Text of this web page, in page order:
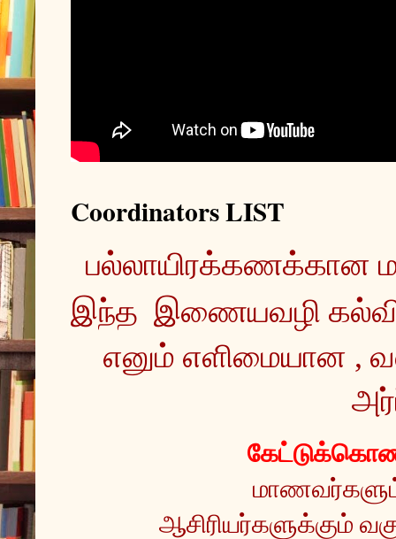
Coordinators LIST
இந்த  இணையவழி
எனும் எளிமையான ,
ஆசிரியர்களுக்கும்